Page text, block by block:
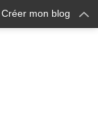
Créer mon blog